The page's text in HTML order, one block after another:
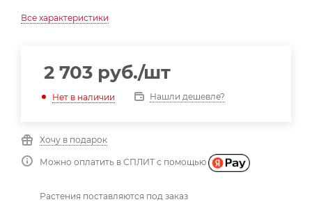
Все характеристики
2 703 руб./шт
Нет в наличии Нашли дешевле?
Хочу в подарок
Можно оплатить в СПЛИТ с помощью
Растения поставляются под заказ